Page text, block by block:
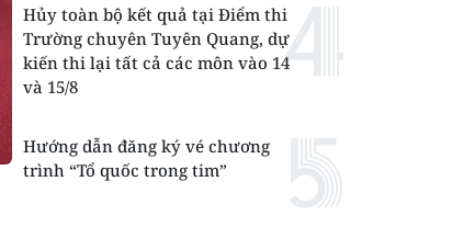
Hủy toàn bộ kết quả tại Điểm thi
Trường chuyên Tuyên Quang, dự
kiến thi lại tất cả các môn vào 14
và 15/8
Hướng dẫn đăng ký vé chương
trình “Tổ quốc trong tim”